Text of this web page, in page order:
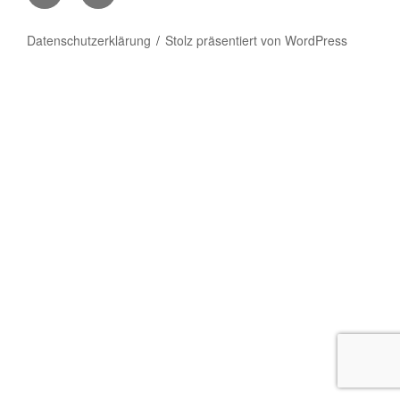
Wissner
Facebook
Datenschutzerklärung Stolz präsentiert von WordPress